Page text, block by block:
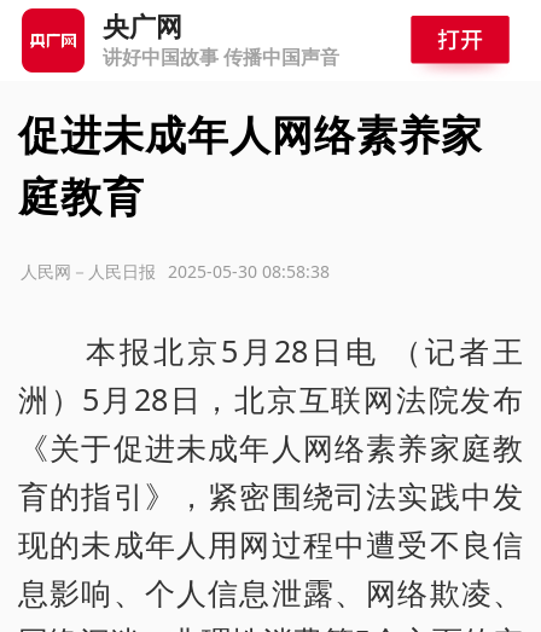
央广网
讲好中国故事 传播中国声音
促进未成年人网络素养家
庭教育
2025-05-30 08:58:38
人民网－人民日报
本报北京5月28日电 （记者王
洲）5月28日，北京互联网法院发布
《关于促进未成年人网络素养家庭教
育的指引》，紧密围绕司法实践中发
现的未成年人用网过程中遭受不良信
息影响、个人信息泄露、网络欺凌、